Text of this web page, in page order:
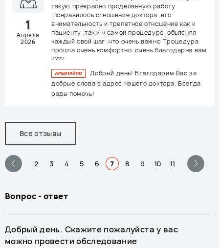
1
Апреля
2026
такую прекрасно проделанную работу
,понравилось отношение доктора ,его
внимательность и трепетное отношение как к
пациенту ,так и к самой процедуре ,объяснял
каждый свой шаг ,что очень важно Процедура
прошла очень комфортно ,очень благодарна вам
????
Добрый день! Благодарим Вас за
добрые слова в адрес нашего доктора. Всегда
рады помочь!
Все отзывы
2 3 4 5 6 7 8 9 10 11
Вопрос - ответ
Добрый день. Скажите пожалуйста у вас
можно провести обследование